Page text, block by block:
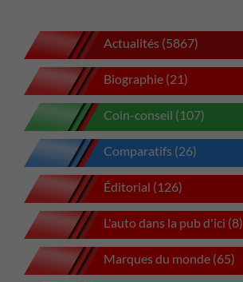
Actualités (5867)
Biographie (21)
Coin-conseil (107)
Comparatifs (26)
Éditorial (126)
L'auto dans la pub d'ici (8)
Marques du monde (65)